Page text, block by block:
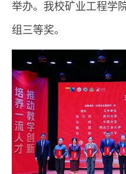
举办。我校矿业工程学
组三等奖。